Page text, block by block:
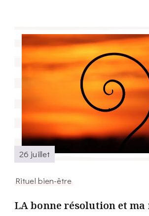
26 juillet
Rituel bien-être
LA bonne résolution et